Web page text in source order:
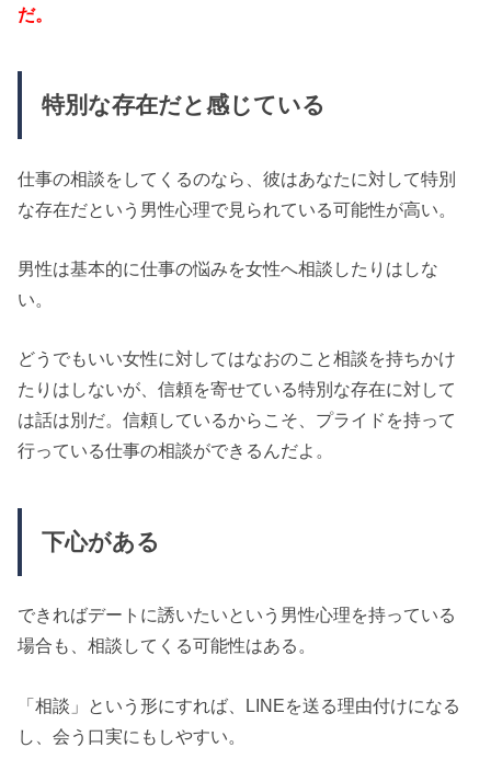
だ。
特別な存在だと感じている
仕事の相談をしてくるのなら、彼はあなたに対して特別
な存在だという男性心理で見られている可能性が高い。
男性は基本的に仕事の悩みを女性へ相談したりはしな
い。
どうでもいい女性に対してはなおのこと相談を持ちかけ
たりはしないが、信頼を寄せている特別な存在に対して
は話は別だ。信頼しているからこそ、プライドを持って
行っている仕事の相談ができるんだよ。
下心がある
できればデートに誘いたいという男性心理を持っている
場合も、相談してくる可能性はある。
「相談」という形にすれば、LINEを送る理由付けになる
し、会う口実にもしやすい。